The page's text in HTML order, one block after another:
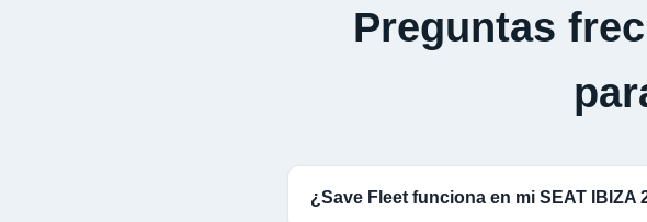
Preguntas
¿Save Fleet funciona en mi SEAT IBIZA